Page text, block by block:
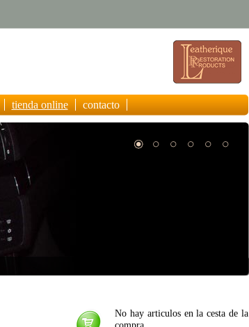
tienda online contacto
No hay articulos en la cesta de la